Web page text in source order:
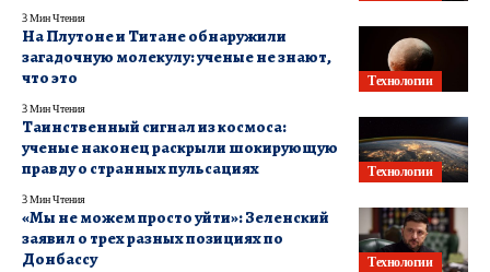
3 Мин Чтения
Технологии
На Плутоне и Титане обнаружили
загадочную молекулу: ученые не знают,
что это
3 Мин Чтения
Технологии
Таинственный сигнал из космоса:
ученые наконец раскрыли шокирующую
правду о странных пульсациях
3 Мин Чтения
Технологии
«Мы не можем просто уйти»: Зеленский
заявил о трех разных позициях по
Донбассу